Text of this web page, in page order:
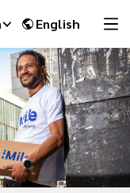
English